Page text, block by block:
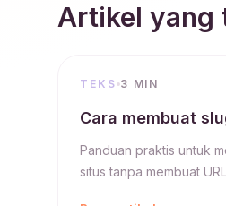
Artikel yang
TEKS 3 MIN
Cara membuat
Panduan praktis untuk
situs tanpa membuat